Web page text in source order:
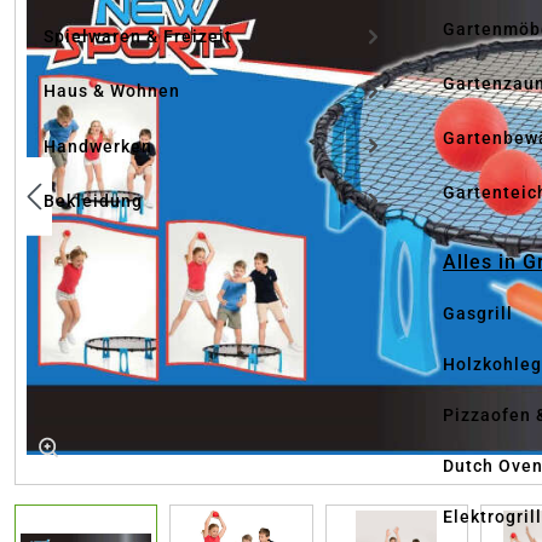
Spielwaren & Freizeit
Haus & Wohnen
Handwerken
Bekleidung
Alles in
Gasgrill
Pizzaofen
Dutch Oven
Elektrogrill